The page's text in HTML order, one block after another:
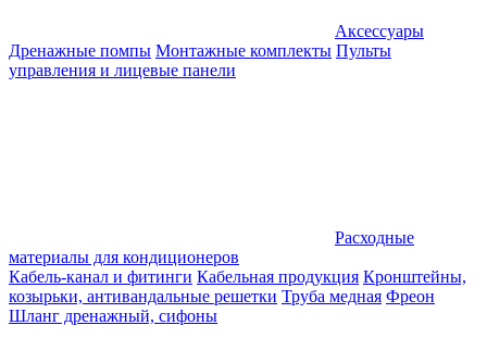
Аксессуары
Дренажные помпы Монтажные комплекты Пульты
управления и лицевые панели
Расходные
материалы для кондиционеров
Кабель-канал и фитинги Кабельная продукция Кронштейны,
козырьки, антивандальные решетки Труба медная Фреон
Шланг дренажный, сифоны